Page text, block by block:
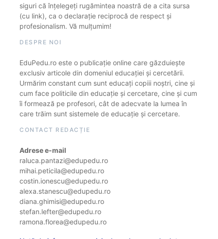
siguri că înțelegeți rugămintea noastră de a cita sursa
(cu link), ca o declarație reciprocă de respect și
profesionalism. Vă mulțumim!
DESPRE NOI
EduPedu.ro este o publicație online care găzduiește
exclusiv articole din domeniul educației și cercetării.
Urmărim constant cum sunt educați copiii noștri, cine și
cum face politicile din educație și cercetare, cine și cum
îi formează pe profesori, cât de adecvate la lumea în
care trăim sunt sistemele de educație și cercetare.
CONTACT REDACȚIE
Adrese e-mail
raluca.pantazi@edupedu.ro
mihai.peticila@edupedu.ro
costin.ionescu@edupedu.ro
alexa.stanescu@edupedu.ro
diana.ghimisi@edupedu.ro
stefan.lefter@edupedu.ro
ramona.florea@edupedu.ro